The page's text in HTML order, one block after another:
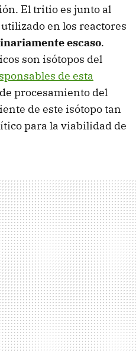
El tritio es junto al
en los reactores
escaso.
son isótopos del
de esta
procesamiento del
de este isótopo tan
para la viabilidad de